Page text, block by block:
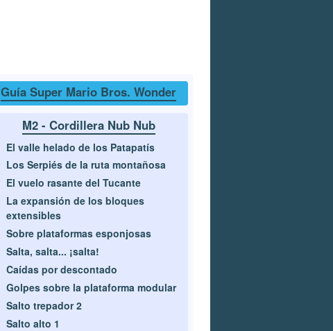
Guía Super Mario Bros. Wonder
M2 - Cordillera Nub Nub
El valle helado de los Patapatís
Los Serpiés de la ruta montañosa
El vuelo rasante del Tucante
La expansión de los bloques
extensibles
Sobre plataformas esponjosas
Salta, salta... ¡salta!
Caídas por descontado
Golpes sobre la plataforma modular
Salto trepador 2
Salto alto 1